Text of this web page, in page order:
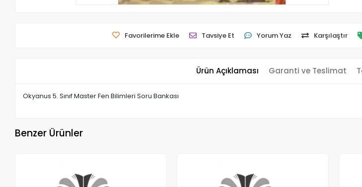
Favorilerime Ekle Tavsiye Et Yorum Yaz Karşılaştır
Ürün Açıklaması Garanti ve Teslimat
Okyanus 5. Sınıf Master Fen Bilimleri Soru Bankası
Benzer Ürünler